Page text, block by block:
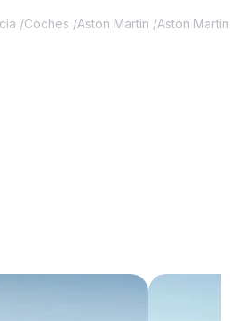
/Coches /Aston Martin /Aston